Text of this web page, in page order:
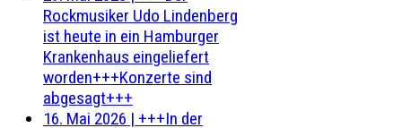
Rockmusiker Udo Lindenberg
ist heute in ein Hamburger
Krankenhaus eingeliefert
worden+++Konzerte sind
abgesagt+++
16. Mai 2026 | +++In der